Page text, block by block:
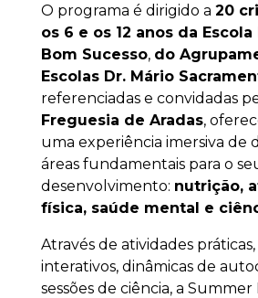
O programa é dirigido a 20
os 6 e os 12 anos da
Bom Sucesso, do
Escolas Dr. Mário
referenciadas e convidadas
Freguesia de Aradas,
uma experiência imersiva de
áreas fundamentais para o
desenvolvimento: nutrição,
física, saúde mental e
Através de atividades
interativos, dinâmicas de
sessões de ciência, a Summer